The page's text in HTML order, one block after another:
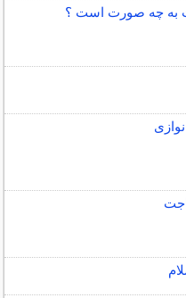
به چه صورت است ؟